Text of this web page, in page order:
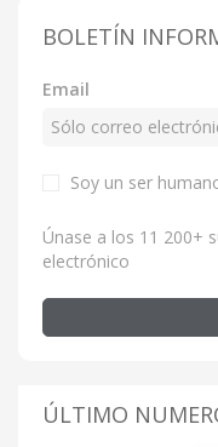
BOLETÍN
Email
Soy un ser
Únase a los 11 200+
electrónico
ÚLTIMO